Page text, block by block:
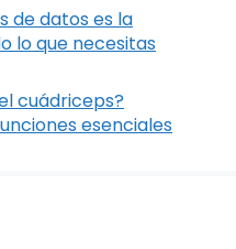
de datos es la
lo que necesitas
cuádriceps?
esenciales